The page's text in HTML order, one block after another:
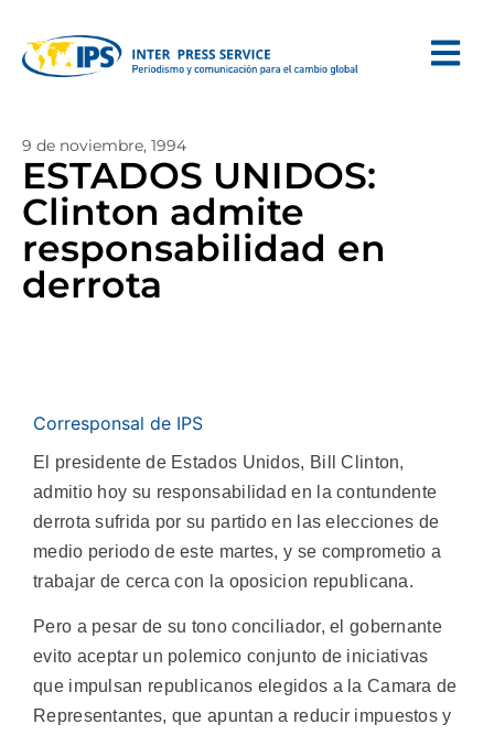
9 de noviembre, 1994
ESTADOS UNIDOS:
Clinton admite
responsabilidad en
derrota
Corresponsal de IPS
El presidente de Estados Unidos, Bill Clinton,
admitio hoy su responsabilidad en la contundente
derrota sufrida por su partido en las elecciones de
medio periodo de este martes, y se comprometio a
trabajar de cerca con la oposicion republicana.
Pero a pesar de su tono conciliador, el gobernante
evito aceptar un polemico conjunto de iniciativas
que impulsan republicanos elegidos a la Camara de
Representantes, que apuntan a reducir impuestos y